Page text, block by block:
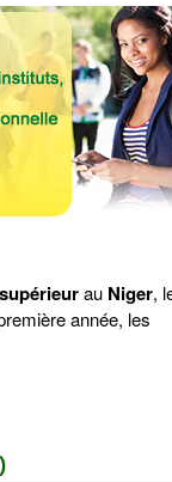
supérieurau Niger,
année, les